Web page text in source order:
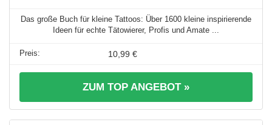
Das große Buch für kleine Tattoos: Über 1600 kleine inspirierende
Ideen für echte Tätowierer, Profis und Amate ...
10,99 €
ZUM TOP ANGEBOT »